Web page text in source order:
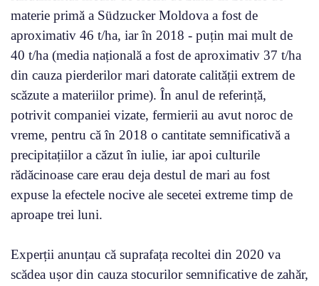
materie primă a Südzucker Moldova a fost de
aproximativ 46 t/ha, iar în 2018 - puțin mai mult de
40 t/ha (media națională a fost de aproximativ 37 t/ha
din cauza pierderilor mari datorate calității extrem de
scăzute a materiilor prime). În anul de referință,
potrivit companiei vizate, fermierii au avut noroc de
vreme, pentru că în 2018 o cantitate semnificativă a
precipitațiilor a căzut în iulie, iar apoi culturile
rădăcinoase care erau deja destul de mari au fost
expuse la efectele nocive ale secetei extreme timp de
aproape trei luni.
Experții anunțau că suprafața recoltei din 2020 va
scădea ușor din cauza stocurilor semnificative de zahăr,